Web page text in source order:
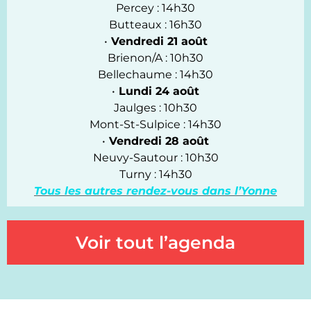
Percey : 14h30
Butteaux : 16h30
• Vendredi 21 août
Brienon/A : 10h30
Bellechaume : 14h30
• Lundi 24 août
Jaulges : 10h30
Mont-St-Sulpice : 14h30
• Vendredi 28 août
Neuvy-Sautour : 10h30
Turny : 14h30
Tous les autres rendez-vous dans l’Yonne
Voir tout l’agenda